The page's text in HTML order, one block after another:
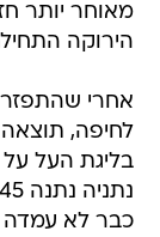
מאוחר יותר
הירוקה
לחיפה,
בליגת העל
כבר לא עמדה